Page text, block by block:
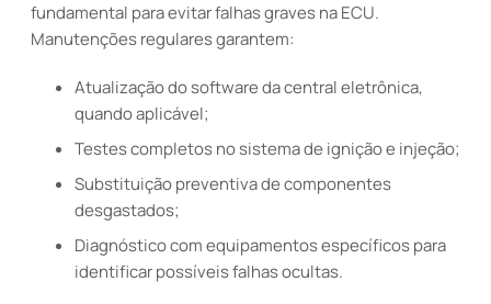
fundamental para evitar falhas graves na ECU.
Manutenções regulares garantem:
Atualização do software da central eletrônica,
quando aplicável;
Testes completos no sistema de ignição e injeção;
Substituição preventiva de componentes
desgastados;
Diagnóstico com equipamentos específicos para
identificar possíveis falhas ocultas.